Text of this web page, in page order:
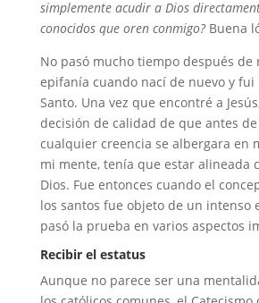
simplemente acudir a Dios
conocidos que oren conmigo? Buena
No pasó mucho tiempo después de
epifanía cuando nací de nuevo y
Santo. Una vez que encontré a
decisión de calidad de que antes
cualquier creencia se albergara en
mi mente, tenía que estar alineada
Dios. Fue entonces cuando el
los santos fue objeto de un intenso
pasó la prueba en varios aspectos
Recibir el estatus
Aunque no parece ser una